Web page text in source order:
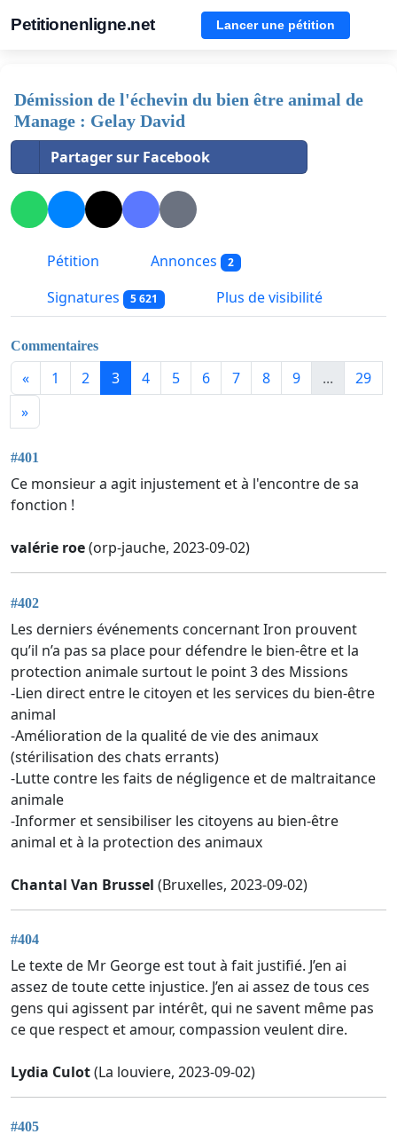
Petitionenligne.net Lancer une pétition
Démission de l'échevin du bien être animal de
Manage : Gelay David
Partager sur Facebook
Pétition Annonces 2
Signatures 5 621 Plus de visibilité
Commentaires
« 1 2 3 4 5 6 7 8 9 ...
29
»
#401
Ce monsieur a agit injustement et à l'encontre de sa
fonction !
valérie roe(orp-jauche, 2023-09-02)
#402
Les derniers événements concernant Iron prouvent
qu’il n’a pas sa place pour défendre le bien-être et la
protection animale surtout le point 3 des Missions
-Lien direct entre le citoyen et les services du bien-être
animal
-Amélioration de la qualité de vie des animaux
(stérilisation des chats errants)
-Lutte contre les faits de négligence et de maltraitance
animale
-Informer et sensibiliser les citoyens au bien-être
animal et à la protection des animaux
Chantal Van Brussel (Bruxelles, 2023-09-02)
#404
Le texte de Mr George est tout à fait justifié. J’en ai
assez de toute cette injustice. J’en ai assez de tous ces
gens qui agissent par intérêt, qui ne savent même pas
ce que respect et amour, compassion veulent dire.
Lydia Culot(La louviere, 2023-09-02)
#405